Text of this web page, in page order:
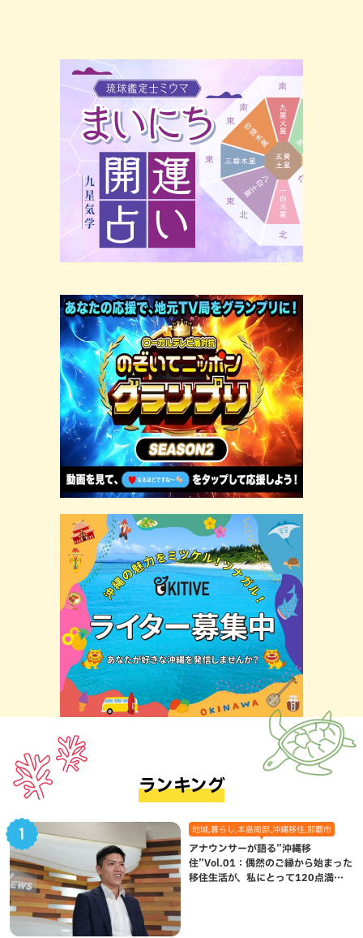
ランキング
地域,暮らし,本島南部,沖縄移住,那覇市
アナウンサーが語る”沖縄移
住”Vol.01：偶然のご縁から始まった
移住生活が、私にとって120点満点